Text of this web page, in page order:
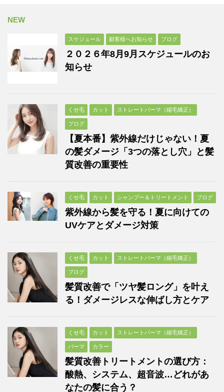
NEW
スケジュール 顧客様へお知らせ ブログ
２０２６年8月9月スケジュールのお
知らせ
くせ毛 カット ストレートパーマ（縮毛矯正）
ブログ
【夏本番】紫外線だけじゃない！夏
の髪ダメージ「3つの落とし穴」と髪
質改善の重要性
くせ毛 カット シャンプー＆トリートメント ブログ
紫外線から髪を守る！夏に向けての
UVケアとダメージ対策
くせ毛 カット ストレートパーマ（縮毛矯正）
ブログ
髪質改善で「ツヤ髪ロング」を叶え
る！ダメージレスな伸ばし方とケア
くせ毛 カット ストレートパーマ（縮毛矯正）
パーマ カラー
髪質改善トリートメントの選び方：
酸熱、システム、超音波…どれがあ
なたの髪に合う？